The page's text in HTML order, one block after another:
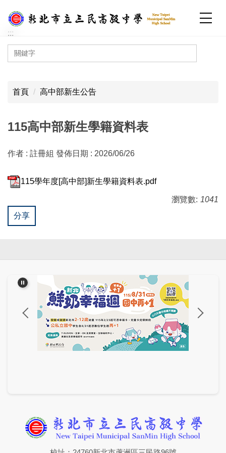
到
主
要
:::
首頁 高中部新生公告
115高中部新生學籍資料表
作者 : 註冊組 發佈日期 : 2026/06/26
115學年度[高中部]新生學籍資料表.pdf
瀏覽數: 1041
分享